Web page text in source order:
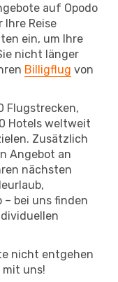
auf Opodo
Reise
ein, um Ihre
nicht länger
Billigflug von
Flugstrecken,
Hotels weltweit
Zusätzlich
Angebot an
nächsten
– bei uns finden
nicht entgehen
uns!